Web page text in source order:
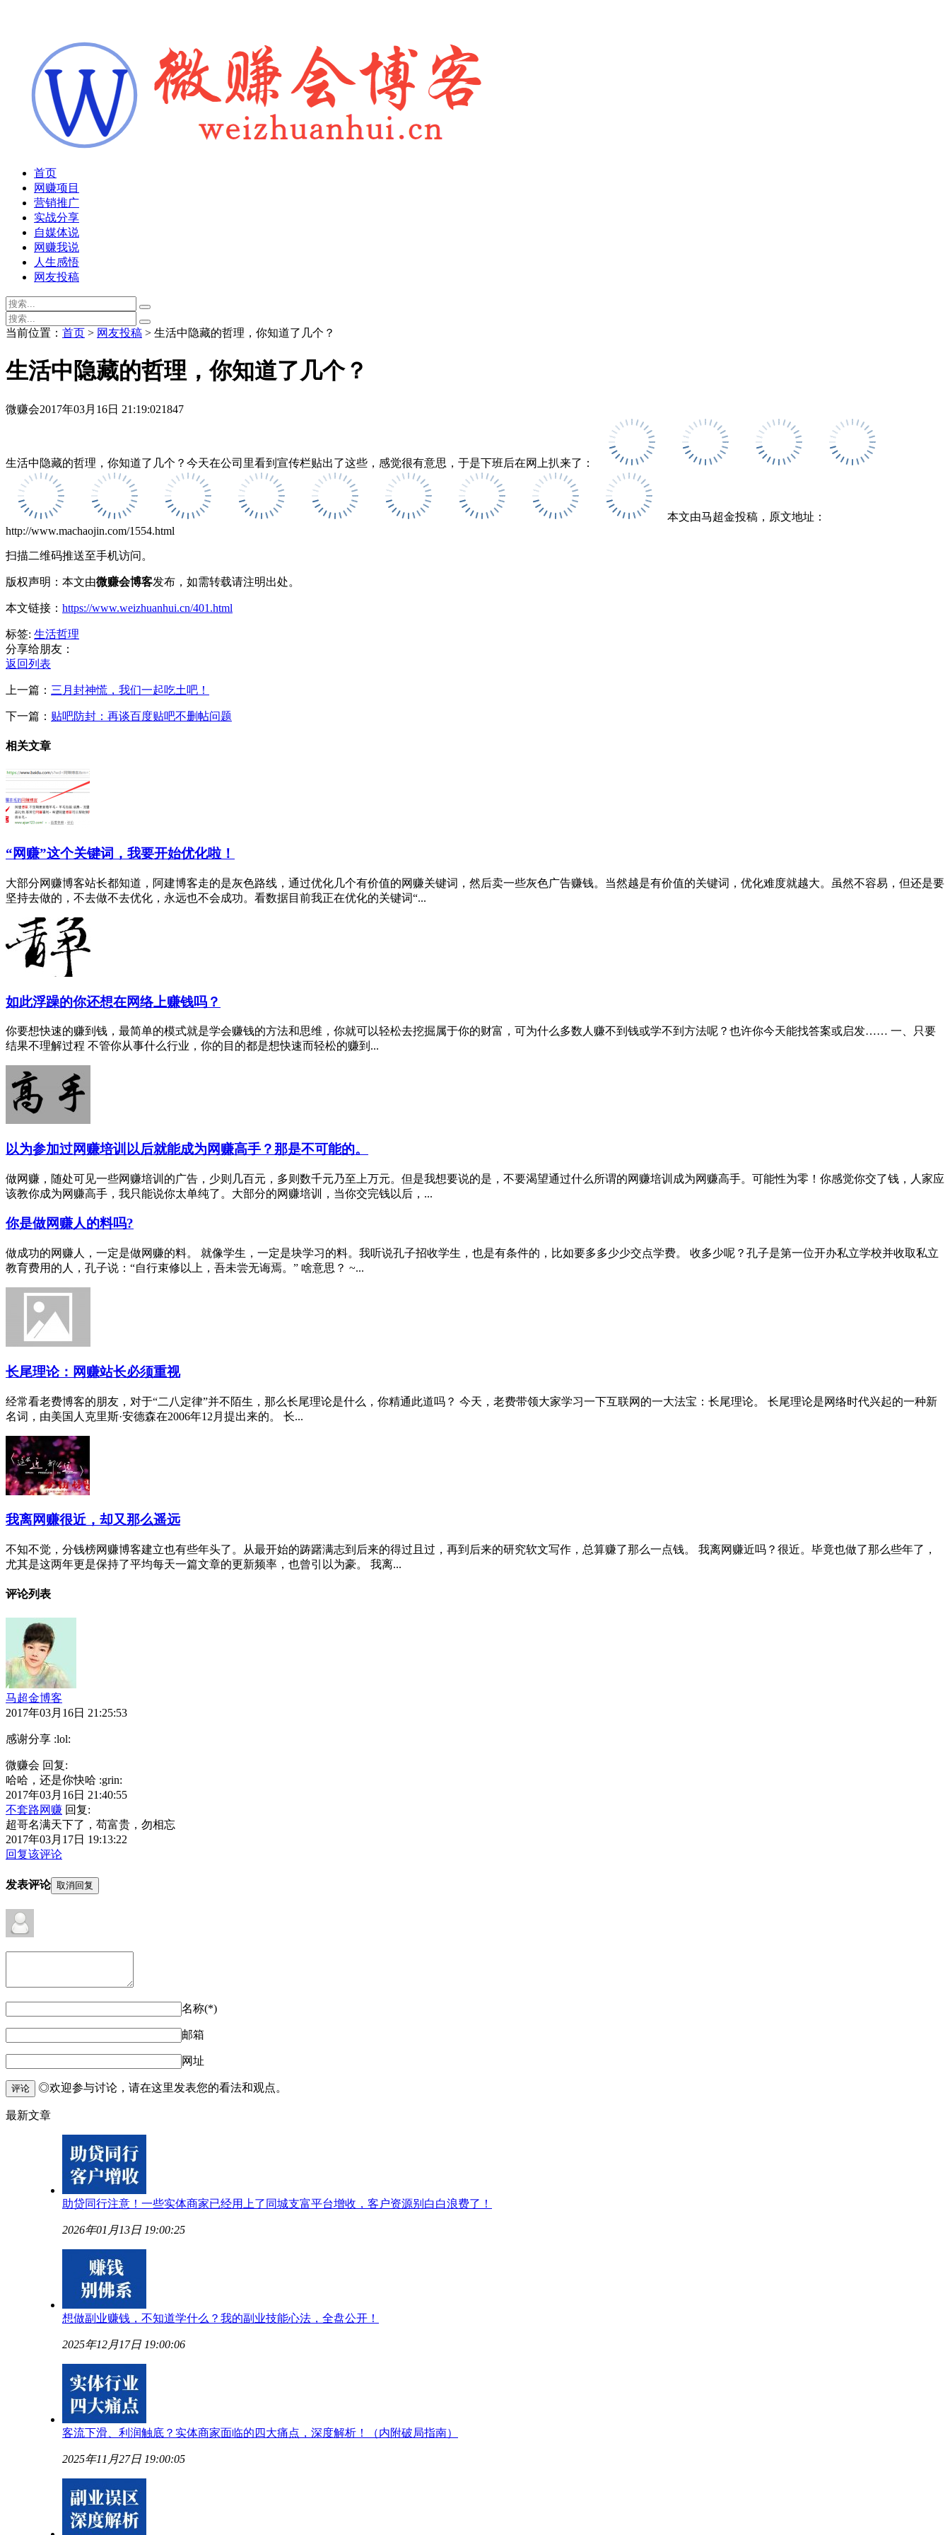
首页
网赚项目
营销推广
实战分享
自媒体说
网赚我说
人生感悟
网友投稿
当前位置： 首页 > 网友投稿 > 生活中隐藏的哲理，你知道了几个？
生活中隐藏的哲理，你知道了几个？
微赚会2017年03月16日 21:19:021847
生活中隐藏的哲理，你知道了几个？今天在公司里看到宣传栏贴出了这些，感觉很有意思，于是下班后在网上扒来了：
本文由马超金投稿，原文地址：
http://www.machaojin.com/1554.html
扫描二维码推送至手机访问。
版权声明：本文由微赚会博客发布，如需转载请注明出处。
本文链接： https://www.weizhuanhui.cn/401.html
标签: 生活哲理
分享给朋友：
返回列表
上一篇： 三月封神慌，我们一起吃土吧！
下一篇： 贴吧防封：再谈百度贴吧不删帖问题
相关文章
“网赚”这个关键词，我要开始优化啦！
大部分网赚博客站长都知道，阿建博客走的是灰色路线，通过优化几个有价值的网赚关键词，然后卖一些灰色广告赚钱。当然越是有价值的关键词，优化难度就越大。虽然不容易，但还是要
坚持去做的，不去做不去优化，永远也不会成功。看数据目前我正在优化的关键词“...
如此浮躁的你还想在网络上赚钱吗？
你要想快速的赚到钱，最简单的模式就是学会赚钱的方法和思维，你就可以轻松去挖掘属于你的财富，可为什么多数人赚不到钱或学不到方法呢？也许你今天能找答案或启发…… 一、只要
结果不理解过程 不管你从事什么行业，你的目的都是想快速而轻松的赚到...
以为参加过网赚培训以后就能成为网赚高手？那是不可能的。
做网赚，随处可见一些网赚培训的广告，少则几百元，多则数千元乃至上万元。但是我想要说的是，不要渴望通过什么所谓的网赚培训成为网赚高手。可能性为零！你感觉你交了钱，人家应
该教你成为网赚高手，我只能说你太单纯了。大部分的网赚培训，当你交完钱以后，...
你是做网赚人的料吗?
做成功的网赚人，一定是做网赚的料。 就像学生，一定是块学习的料。我听说孔子招收学生，也是有条件的，比如要多多少少交点学费。 收多少呢？孔子是第一位开办私立学校并收取私立
教育费用的人，孔子说：“自行束修以上，吾未尝无诲焉。” 啥意思？ ~...
长尾理论：网赚站长必须重视
经常看老费博客的朋友，对于“二八定律”并不陌生，那么长尾理论是什么，你精通此道吗？ 今天，老费带领大家学习一下互联网的一大法宝：长尾理论。 长尾理论是网络时代兴起的一种新
名词，由美国人克里斯·安德森在2006年12月提出来的。 长...
我离网赚很近，却又那么遥远
不知不觉，分钱榜网赚博客建立也有些年头了。从最开始的踌躇满志到后来的得过且过，再到后来的研究软文写作，总算赚了那么一点钱。 我离网赚近吗？很近。毕竟也做了那么些年了，
尤其是这两年更是保持了平均每天一篇文章的更新频率，也曾引以为豪。 我离...
评论列表
马超金博客
2017年03月16日 21:25:53
感谢分享 :lol:
微赚会 回复:
哈哈，还是你快哈 :grin:
2017年03月16日 21:40:55
不套路网赚 回复:
超哥名满天下了，苟富贵，勿相忘
2017年03月17日 19:13:22
回复该评论
发表评论 取消回复
名称(*)
邮箱
网址
评论 ◎欢迎参与讨论，请在这里发表您的看法和观点。
最新文章
助贷同行注意！一些实体商家已经用上了同城支富平台增收，客户资源别白白浪费了！
2026年01月13日 19:00:25
想做副业赚钱，不知道学什么？我的副业技能心法，全盘公开！
2025年12月17日 19:00:06
客流下滑、利润触底？实体商家面临的四大痛点，深度解析！（内附破局指南）
2025年11月27日 19:00:05